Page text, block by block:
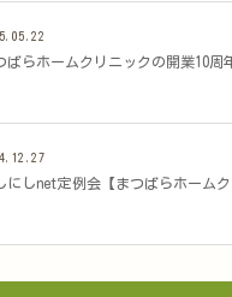
ばらホームクリニックの開業10周
にしnet定例会【まつばらホーム